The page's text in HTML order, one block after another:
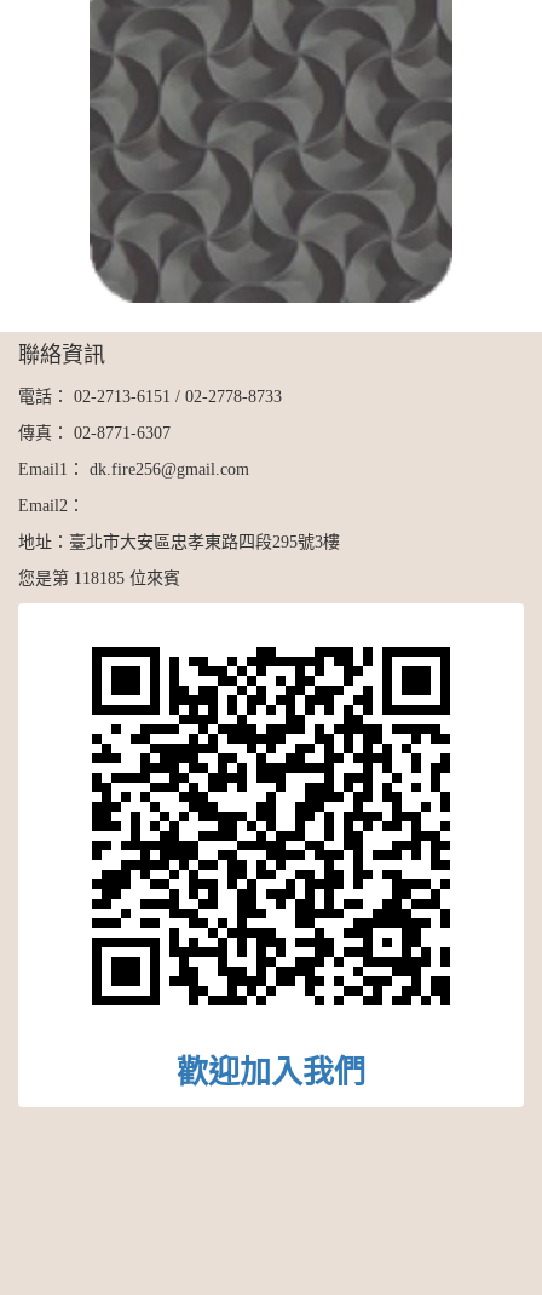
聯絡資訊
電話： 02-2713-6151 / 02-2778-8733
傳真： 02-8771-6307
Email1： dk.fire256@gmail.com
Email2：
地址： 臺北市大安區忠孝東路四段295號3樓
您是第 118185 位來賓
歡迎加入我們